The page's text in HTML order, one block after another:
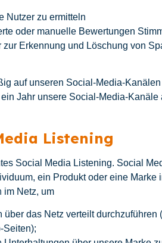
Nutzer zu ermitteln
oder manuelle Bewertungen
zur Erkennung und Löschung von
auf unseren Social-Media-
Jahr unsere Social-Media-
Listening
Social Media Listening. Social
ein Produkt oder eine
im Netz, um
über das Netz verteilt
Seiten);